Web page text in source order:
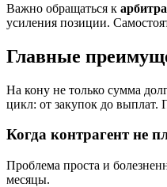
Важно обращаться к
усиления позиции.
Главные
На кону не только сумма
цикл: от закупок до выплат.
Когда контрагент не
Проблема проста и
месяцы.